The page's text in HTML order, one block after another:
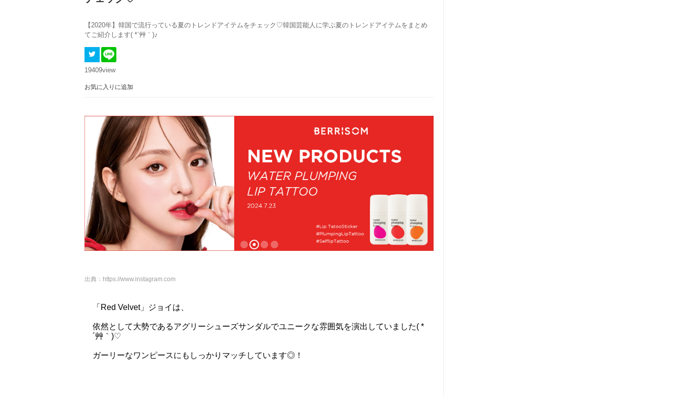
【2020年】韓国で流行っている夏のトレンドアイテムをチェック♡韓国芸能人に学ぶ夏のトレンドアイテムをまとめ
てご紹介します( *´艸｀)♪
19409view
お気に入りに追加
出典： https://www.instagram.com
「Red Velvet」ジョイは、
依然として大勢であるアグリーシューズサンダルでユニークな雰囲気を演出していました( *
´艸｀)♡
ガーリーなワンピースにもしっかりマッチしています◎！